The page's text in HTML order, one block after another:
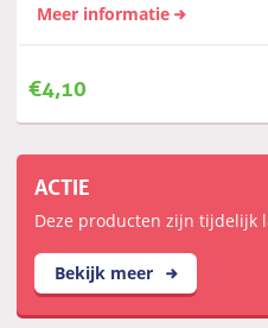
Meer informatie
€4,10
ACTIE
Deze producten zijn tijdelijk
Bekijk meer